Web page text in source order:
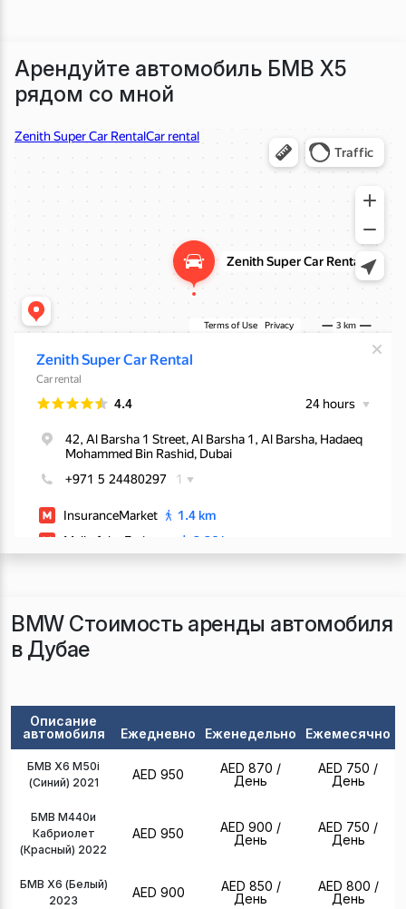
Арендуйте автомобиль БМВ Х5
рядом со мной
BMW Стоимость аренды автомобиля
в Дубае
Описание
автомобиля
Ежедневно Еженедельно Ежемесячно
БМВ Х6 М50i
(Синий) 2021
AED 950 AED 870 /
День
AED 750 /
День
БМВ М440и
Кабриолет
(Красный) 2022
AED 950 AED 900 /
День
AED 750 /
День
БМВ Х6 (Белый)
2023
AED 900 AED 850 /
День
AED 800 /
День